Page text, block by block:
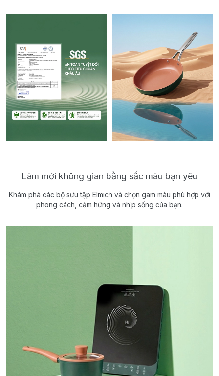
Làm mới không gian bằng sắc màu bạn yêu
Khám phá các bộ sưu tập Elmich và chọn gam màu phù hợp với
phong cách, cảm hứng và nhịp sống của bạn.